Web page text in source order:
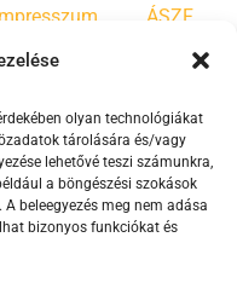
olyan technológiákat
tárolására és/vagy
lehetővé teszi számunkra,
a böngészési szokások
beleegyezés meg nem adása
bizonyos funkciókat és
ÁSZF
szabályzat